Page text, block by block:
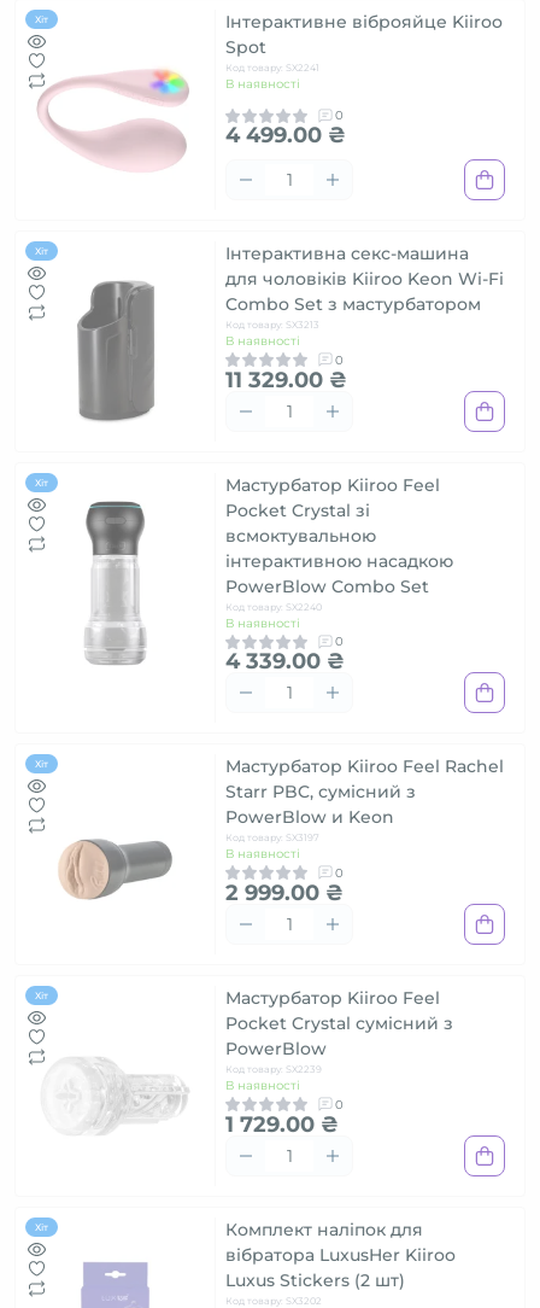
Хіт
Інтерактивне віброяйце Kiiroo
Spot
Код товару: SX2241
В наявності
0
4 499.00 ₴
Хіт
Інтерактивна секс-машина
для чоловіків Kiiroo Keon Wi-Fi
Combo Set з мастурбатором
Код товару: SX3213
В наявності
0
11 329.00 ₴
Хіт
Мастурбатор Kiiroo Feel
Pocket Crystal зі
всмоктувальною
інтерактивною насадкою
PowerBlow Combo Set
Код товару: SX2240
В наявності
0
4 339.00 ₴
Хіт
Мастурбатор Kiiroo Feel Rachel
Starr PBC, сумісний з
PowerBlow и Keon
Код товару: SX3197
В наявності
0
2 999.00 ₴
Хіт
Мастурбатор Kiiroo Feel
Pocket Crystal сумісний з
PowerBlow
Код товару: SX2239
В наявності
0
1 729.00 ₴
Хіт
Комплект наліпок для
вібратора LuxusHer Kiiroo
Luxus Stickers (2 шт)
Код товару: SX3202